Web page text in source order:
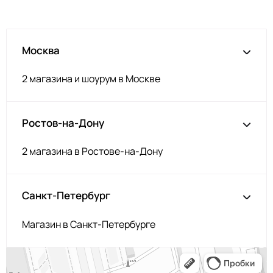
Лайм
Пудра
Фуксия
ДЛ303
Серый
Изумруд
ДЛ519
Тёмно-серый
ДЛ514
Москва
2 магазина и шоурум в Москве
Ростов-на-Дону
2 магазина в Ростове-на-Дону
Санкт-Петербург
Магазин в Санкт-Петербурге